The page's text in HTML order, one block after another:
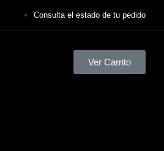
Consulta el estado de tu pedido
Ver Carrito